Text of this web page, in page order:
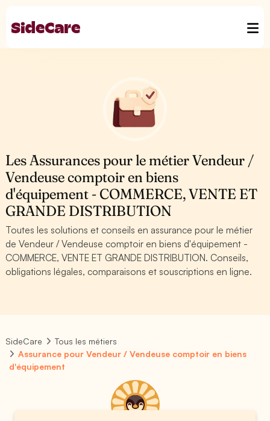
Les Assurances pour le métier Vendeur /
Vendeuse comptoir en biens
d'équipement - COMMERCE, VENTE ET
GRANDE DISTRIBUTION
Toutes les solutions et conseils en assurance pour le métier
de Vendeur / Vendeuse comptoir en biens d'équipement -
COMMERCE, VENTE ET GRANDE DISTRIBUTION. Conseils,
obligations légales, comparaisons et souscriptions en ligne.
SideCare
Tous les métiers
Assurance pour Vendeur / Vendeuse comptoir en biens
d'équipement